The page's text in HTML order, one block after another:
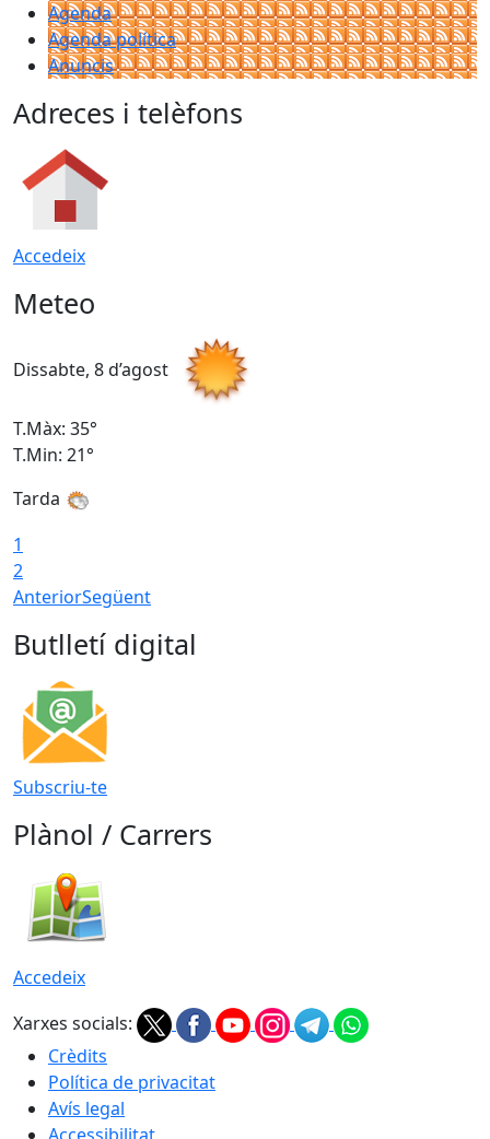
Agenda
Agenda política
Anuncis
Adreces i telèfons
Accedeix
Meteo
Dissabte, 8 d’agost
T.Màx: 35°
T.Min: 21°
Tarda
1
2
AnteriorSegüent
Butlletí digital
Subscriu-te
Plànol / Carrers
Accedeix
Xarxes socials:
Crèdits
Política de privacitat
Avís legal